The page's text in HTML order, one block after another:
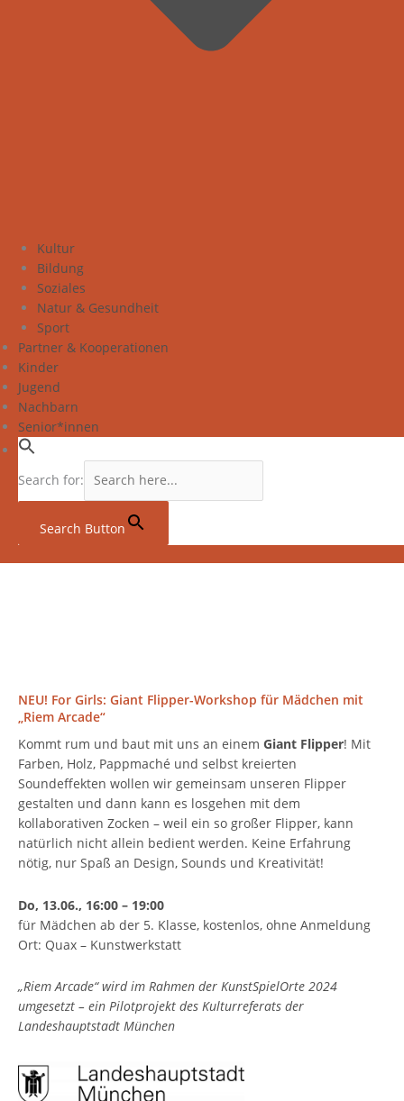
Kultur
Bildung
Soziales
Natur & Gesundheit
Sport
Partner & Kooperationen
Kinder
Jugend
Nachbarn
Senior*innen
Search for:
Search Button
NEU! For Girls: Giant Flipper-Workshop für Mädchen mit
„Riem Arcade“
Kommt rum und baut mit uns an einem Giant Flipper! Mit
Farben, Holz, Pappmaché und selbst kreierten
Soundeffekten wollen wir gemeinsam unseren Flipper
gestalten und dann kann es losgehen mit dem
kollaborativen Zocken – weil ein so großer Flipper, kann
natürlich nicht allein bedient werden. Keine Erfahrung
nötig, nur Spaß an Design, Sounds und Kreativität!
Do, 13.06., 16:00 – 19:00
für Mädchen ab der 5. Klasse, kostenlos, ohne Anmeldung
Ort: Quax – Kunstwerkstatt
„Riem Arcade“ wird im Rahmen der KunstSpielOrte 2024
umgesetzt – ein Pilotprojekt des Kulturreferats der
Landeshauptstadt München